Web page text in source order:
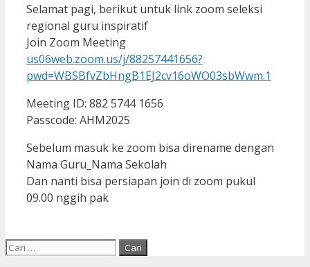
Selamat pagi, berikut untuk link zoom seleksi
regional guru inspiratif
Join Zoom Meeting
us06web.zoom.us/j/88257441656?
pwd=WBSBfvZbHngB1EJ2cv16oWO03sbWwm.1
Meeting ID: 882 5744 1656
Passcode: AHM2025
Sebelum masuk ke zoom bisa direname dengan
Nama Guru_Nama Sekolah
Dan nanti bisa persiapan join di zoom pukul
09.00 nggih pak
Cari